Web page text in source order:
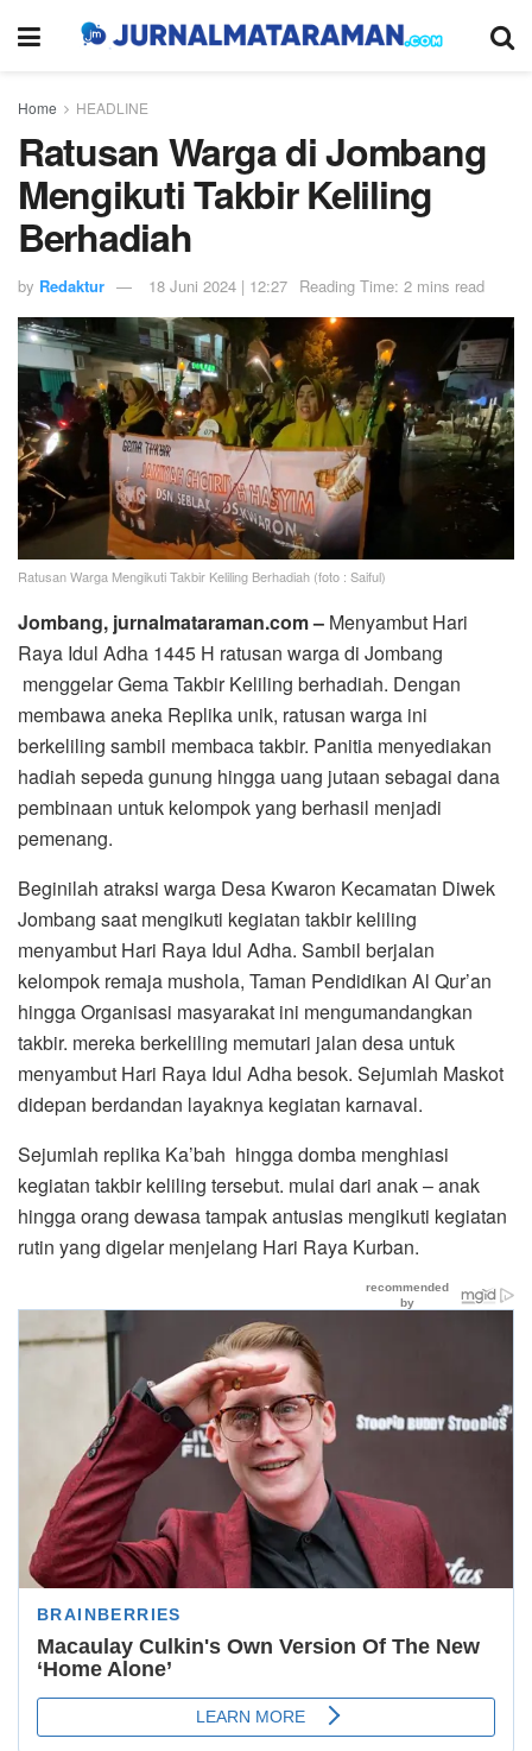
Home HEADLINE
Ratusan Warga di Jombang
Mengikuti Takbir Keliling
Berhadiah
by Redaktur 18 Juni 2024 | 12:27 Reading Time: 2 mins read
Ratusan Warga Mengikuti Takbir Keliling Berhadiah (foto : Saiful)
Jombang, jurnalmataraman.com – Menyambut Hari
Raya Idul Adha 1445 H ratusan warga di Jombang
menggelar Gema Takbir Keliling berhadiah. Dengan
membawa aneka Replika unik, ratusan warga ini
berkeliling sambil membaca takbir. Panitia menyediakan
hadiah sepeda gunung hingga uang jutaan sebagai dana
pembinaan untuk kelompok yang berhasil menjadi
pemenang.
Beginilah atraksi warga Desa Kwaron Kecamatan Diwek
Jombang saat mengikuti kegiatan takbir keliling
menyambut Hari Raya Idul Adha. Sambil berjalan
kelompok remaja mushola, Taman Pendidikan Al Qur’an
hingga Organisasi masyarakat ini mengumandangkan
takbir. mereka berkeliling memutari jalan desa untuk
menyambut Hari Raya Idul Adha besok. Sejumlah Maskot
didepan berdandan layaknya kegiatan karnaval.
Sejumlah replika Ka’bah hingga domba menghiasi
kegiatan takbir keliling tersebut. mulai dari anak – anak
hingga orang dewasa tampak antusias mengikuti kegiatan
rutin yang digelar menjelang Hari Raya Kurban.